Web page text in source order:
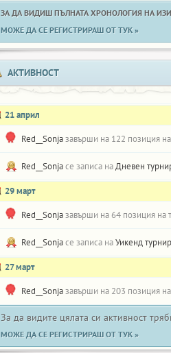
ЗА ДА ВИДИШ ПЪЛНАТА ХРОНОЛОГИЯ НА
МОЖЕ ДА СЕ РЕГИСТРИРАШ ОТ ТУК »
АКТИВНОСТ
21 април
Red__Sonjaзавърши на 122 позиция
Red__Sonjaсе записа наДневен
29 март
Red__Sonjaзавърши на 64 позиция на
Red__Sonjaсе записа наУикенд турнир
27 март
Red__Sonjaзавърши на 203 позиция
За да видите цялата си активност
МОЖЕ ДА СЕ РЕГИСТРИРАШ ОТ ТУК »